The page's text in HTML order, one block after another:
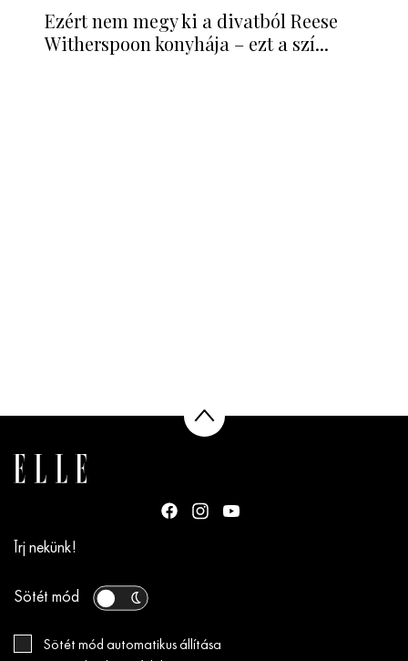
Ezért nem megy ki a divatból Reese
Witherspoon konyhája – ezt a szí...
Írj nekünk!
Sötét mód
Sötét mód automatikus állítása